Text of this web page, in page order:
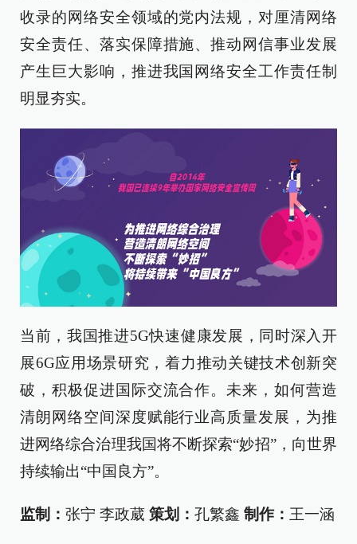
收录的网络安全领域的党内法规，对厘清网络
安全责任、落实保障措施、推动网信事业发展
产生巨大影响，推进我国网络安全工作责任制
明显夯实。
当前，我国推进5G快速健康发展，同时深入开
展6G应用场景研究，着力推动关键技术创新突
破，积极促进国际交流合作。未来，如何营造
清朗网络空间深度赋能行业高质量发展，为推
进网络综合治理我国将不断探索“妙招”，向世界
持续输出“中国良方”。
监制： 张宁 李政葳 策划： 孔繁鑫 制作： 王一涵